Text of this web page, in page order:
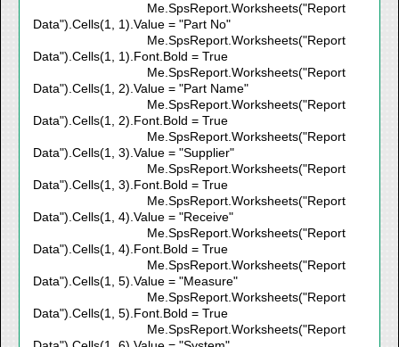
Me.SpsReport.Worksheets("Report
Data").Cells(1, 1).Value = "Part No"
Me.SpsReport.Worksheets("Report
Data").Cells(1, 1).Font.Bold = True
Me.SpsReport.Worksheets("Report
Data").Cells(1, 2).Value = "Part Name"
Me.SpsReport.Worksheets("Report
Data").Cells(1, 2).Font.Bold = True
Me.SpsReport.Worksheets("Report
Data").Cells(1, 3).Value = "Supplier"
Me.SpsReport.Worksheets("Report
Data").Cells(1, 3).Font.Bold = True
Me.SpsReport.Worksheets("Report
Data").Cells(1, 4).Value = "Receive"
Me.SpsReport.Worksheets("Report
Data").Cells(1, 4).Font.Bold = True
Me.SpsReport.Worksheets("Report
Data").Cells(1, 5).Value = "Measure"
Me.SpsReport.Worksheets("Report
Data").Cells(1, 5).Font.Bold = True
Me.SpsReport.Worksheets("Report